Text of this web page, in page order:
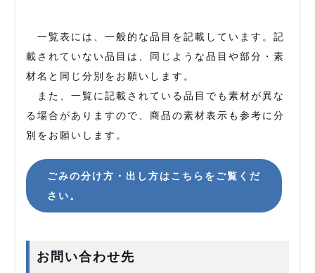
一覧表には、一般的な品目を記載しています。記
載されていない品目は、同じような品目や部分・素
材名と同じ分別をお願いします。
また、一覧に記載されている品目でも素材が異な
る場合がありますので、商品の素材表示も参考に分
別をお願いします。
ごみの分け方・出し方はこちらをご覧くだ
さい。
お問い合わせ先